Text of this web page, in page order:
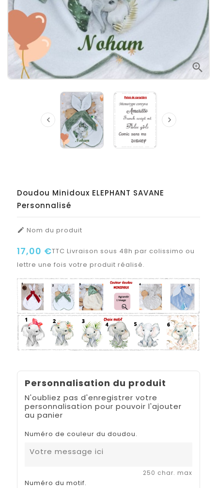

 
Doudou Minidoux ELEPHANT SAVANE
Personnalisé
 Nom du produit
17,00 €TTC Livraison sous 48h par colissimo ou
lettre une fois votre produit réalisé.
Personnalisation du produit
N'oubliez pas d'enregistrer votre
personnalisation pour pouvoir l'ajouter
au panier
Numéro de couleur du doudou.
250 char. max
Numéro du motif.